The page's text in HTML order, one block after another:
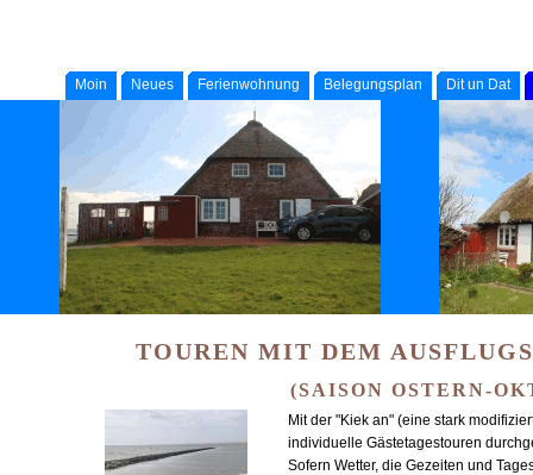
Moin Neues Ferienwohnung Belegungsplan Dit un Dat
TOUREN MIT DEM
(SAISON OSTERN-
Mit der "Kiek an" (eine stark
individuelle Gästetagestouren
Sofern Wetter, die Gezeiten und